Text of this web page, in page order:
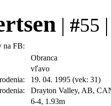
| #55
na FB:
Obranca
vľavo
19. 04. 1995 (vek: 31)
Drayton Valley, AB,
6-4, 1.93m